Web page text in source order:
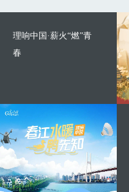
理响中国·薪火“燃”青
春